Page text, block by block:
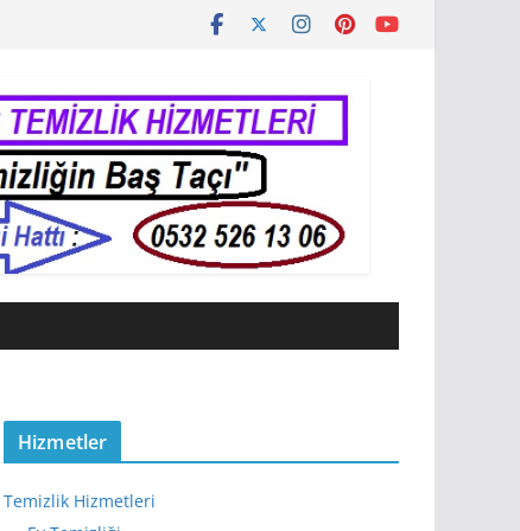
Hizmetler
Temizlik Hizmetleri